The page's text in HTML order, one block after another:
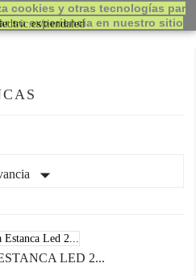

LED 2...
cookies y otras tecnologías par
su experiencia en nuestro sitio